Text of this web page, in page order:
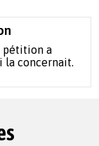
pétition a
la concernait.